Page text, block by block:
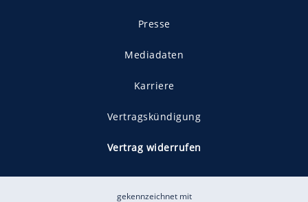
Presse
Mediadaten
Karriere
Vertragskündigung
Vertrag widerrufen
gekennzeichnet mit